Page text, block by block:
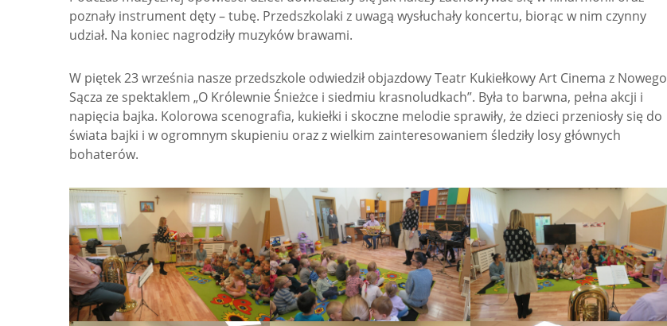
poznały instrument dęty – tubę. Przedszkolaki z uwagą wysłuchały koncertu, biorąc w nim czynny
udział. Na koniec nagrodziły muzyków brawami.
W piętek 23 września nasze przedszkole odwiedził objazdowy Teatr Kukiełkowy Art Cinema z Nowego
Sącza ze spektaklem „O Królewnie Śnieżce i siedmiu krasnoludkach”. Była to barwna, pełna akcji i
napięcia bajka. Kolorowa scenografia, kukiełki i skoczne melodie sprawiły, że dzieci przeniosły się do
świata bajki i w ogromnym skupieniu oraz z wielkim zainteresowaniem śledziły losy głównych
bohaterów.